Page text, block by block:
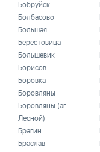
Бобруйск
Болбасово
Большая
Берестовица
Большевик
Борисов
Боровка
Боровляны
Боровляны (аг.
Лесной)
Брагин
Браслав